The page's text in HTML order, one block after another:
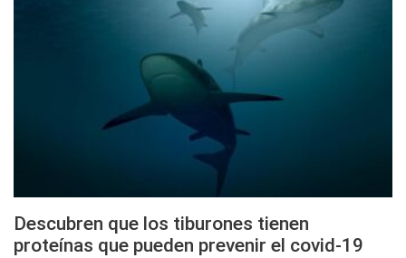
Descubren que los tiburones tienen
proteínas que pueden prevenir el covid-19